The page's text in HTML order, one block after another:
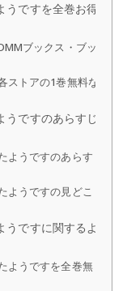
うですを全巻お得
ブックス・ブッ
ストアの1巻無料な
うですのあらすじ
ようですのあらす
ようですの見どこ
うですに関するよ
ようですを全巻無